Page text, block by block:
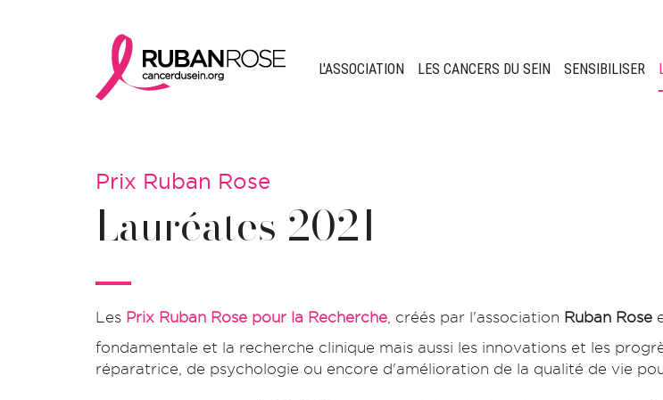
L'ASSOCIATION LES CANCERS DU SEIN SENSIBILISER
Prix Ruban Rose
Lauréates 2021
Les Prix Ruban Rose pour la Recherche , créés par l'association Ruban Rose
fondamentale et la recherche clinique mais aussi les innovations et les
réparatrice, de psychologie ou encore d'amélioration de la qualité de vie